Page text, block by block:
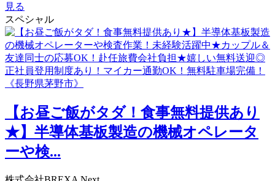
見る
スペシャル
【お昼ご飯がタダ！食事無料提供あり
★】半導体基板製造の機械オペレータ
ーや検...